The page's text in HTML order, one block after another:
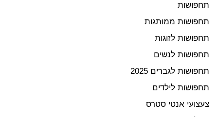
תחפושות
תחפושות ממותגות
תחפושות לזוגות
תחפושות לנשים
תחפושות לגברים 2025
תחפושות לילדים
צעצועי אנטי סטרס